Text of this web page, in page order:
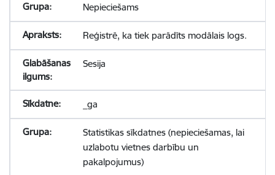
Nepieciešams
Reģistrē, ka tiek parādīts modālais logs.
Sesija
_ga
Statistikas sīkdatnes (nepieciešamas, lai
uzlabotu vietnes darbību un
pakalpojumus)